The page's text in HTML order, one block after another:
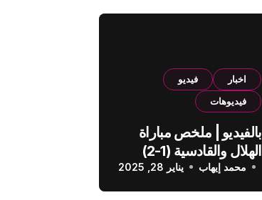
اخبار
فيديو
فيديوهات
بالفيديو | ملخص مباراة
الهلال والقادسية (1-2)
الدوري السعودي
محمد إيهاب يناير 28, 2025